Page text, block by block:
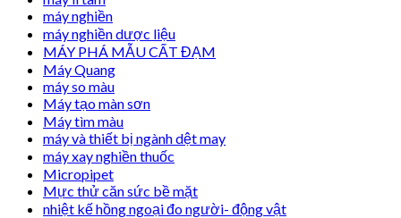
máy nghiền
máy nghiền dược liệu
MÁY PHÁ MẪU CẤT ĐẠM
Máy Quang
máy so màu
Máy tạo màn sơn
Máy tìm màu
máy và thiết bị ngành dệt may
máy xay nghiền thuốc
Micropipet
Mực thử căn sức bề mặt
nhiệt kế hồng ngoại đo người- động vật